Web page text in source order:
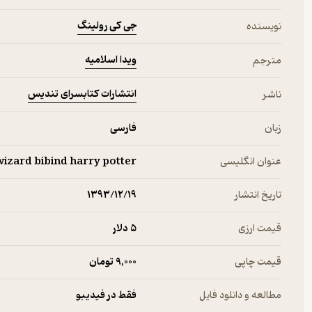
نویسنده جی کی رولینگ
مترجم ویدا اسلامیه
ناشر انتشارات کتابسرای تندیس
زبان فارسی
عنوان انگلیسی bibind harry potter
تاریخ انتشار ۱۳۹۳/۱۲/۱۹
قیمت ارزی 5 دلار
قیمت چاپی 9,000 تومان
مطالعه و دانلود فایل فقط در فیدیبو